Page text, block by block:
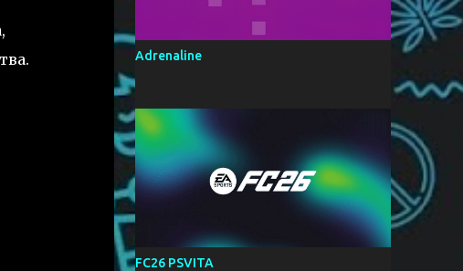
Adrenaline
FC26 PSVITA